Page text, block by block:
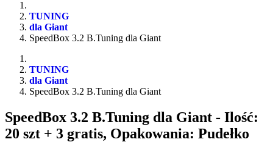
TUNING
dla Giant
SpeedBox 3.2 B.Tuning dla Giant
TUNING
dla Giant
SpeedBox 3.2 B.Tuning dla Giant
SpeedBox 3.2 B.Tuning dla Giant - Ilość:
20 szt + 3 gratis, Opakowania: Pudełko